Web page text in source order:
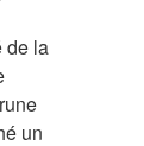
de la
un